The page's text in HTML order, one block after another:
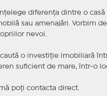
diferența dintre o casă
sau amenajări. Vorbim
nevoi.
o investiție imobiliară
suficient de mare, într-o
poți contacta direct.